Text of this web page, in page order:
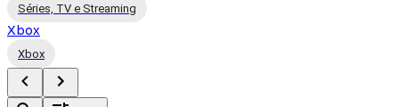
Séries, TV e Streaming
Xbox
Xbox